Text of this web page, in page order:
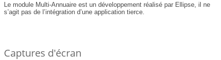
Le module Multi-Annuaire est un développement réalisé par Ellipse, il ne
s’agit pas de l’intégration d’une application tierce.
Captures d'écran